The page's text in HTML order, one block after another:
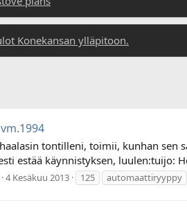
Konekansan ylläpitoon.
tontilleni, toimii, kunhan sen
estää käynnistyksen, luulen:tuijo:
4 Kesäkuu 2013 125 automaattiryyppy